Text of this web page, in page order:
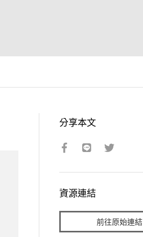
分享本文
資源連結
前往原始連結